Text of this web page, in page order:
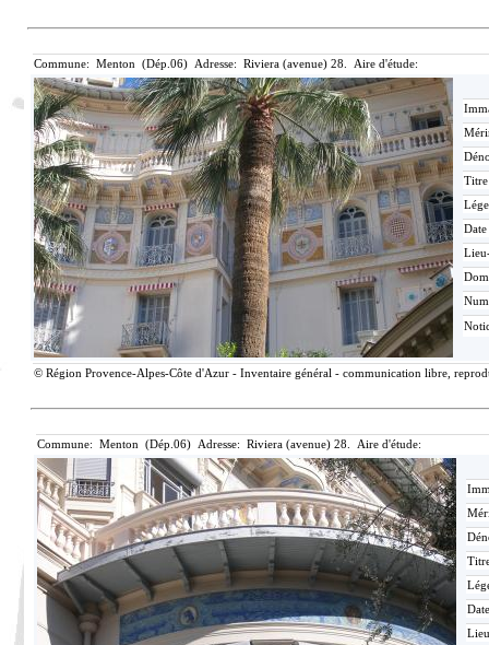
Commune: Menton (Dép.06) Adresse: Riviera (avenue) 28. Aire d'étude:
© Région Provence-Alpes-Côte d'Azur - Inventaire général - communication libre,
Commune: Menton (Dép.06) Adresse: Riviera (avenue) 28. Aire d'étude: